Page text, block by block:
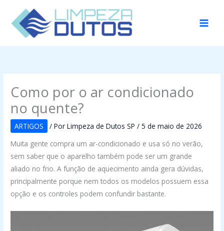
para
Como por o ar condicionado
no quente?
ARTIGOS / PorLimpeza de Dutos SP/5 de maio de 2026
Muita gente compra um ar-condicionado e usa só no verão,
sem saber que o aparelho também pode ser um grande
aliado no frio. A função de aquecimento ainda gera dúvidas,
principalmente porque nem todos os modelos possuem essa
opção e os controles podem confundir bastante.